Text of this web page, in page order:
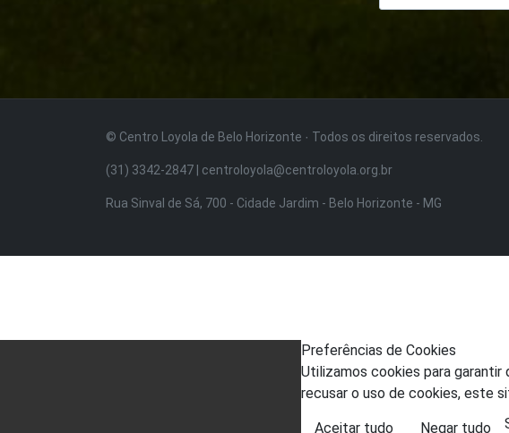
© Centro Loyola de Belo Horizonte · Todos os direitos reservados.
(31) 3342-2847 | centroloyola@centroloyola.org.br
Rua Sinval de Sá, 700 - Cidade Jardim - Belo Horizonte - MG
Preferências de Cookies
Utilizamos cookies para
recusar o uso de cookies, este
Aceitar tudo Negar tudo